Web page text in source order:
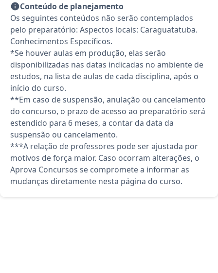
Conteúdo de planejamento
Os seguintes conteúdos não serão contemplados
pelo preparatório: Aspectos locais: Caraguatatuba.
Conhecimentos Específicos.
*Se houver aulas em produção, elas serão
disponibilizadas nas datas indicadas no ambiente de
estudos, na lista de aulas de cada disciplina, após o
início do curso.
**Em caso de suspensão, anulação ou cancelamento
do concurso, o prazo de acesso ao preparatório será
estendido para 6 meses, a contar da data da
suspensão ou cancelamento.
***A relação de professores pode ser ajustada por
motivos de força maior. Caso ocorram alterações, o
Aprova Concursos se compromete a informar as
mudanças diretamente nesta página do curso.